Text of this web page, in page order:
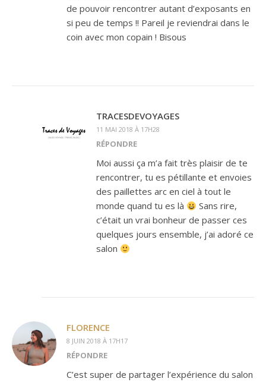
de pouvoir rencontrer autant d’exposants en
si peu de temps !! Pareil je reviendrai dans le
coin avec mon copain ! Bisous
TRACESDEVOYAGES
11 MAI 2018 À 17H28
RÉPONDRE
Moi aussi ça m’a fait très plaisir de te
rencontrer, tu es pétillante et envoies
des paillettes arc en ciel à tout le
monde quand tu es là
Sans rire,
c’était un vrai bonheur de passer ces
quelques jours ensemble, j’ai adoré ce
salon
FLORENCE
8 JUIN 2018 À 17H17
RÉPONDRE
C’est super de partager l’expérience du salon